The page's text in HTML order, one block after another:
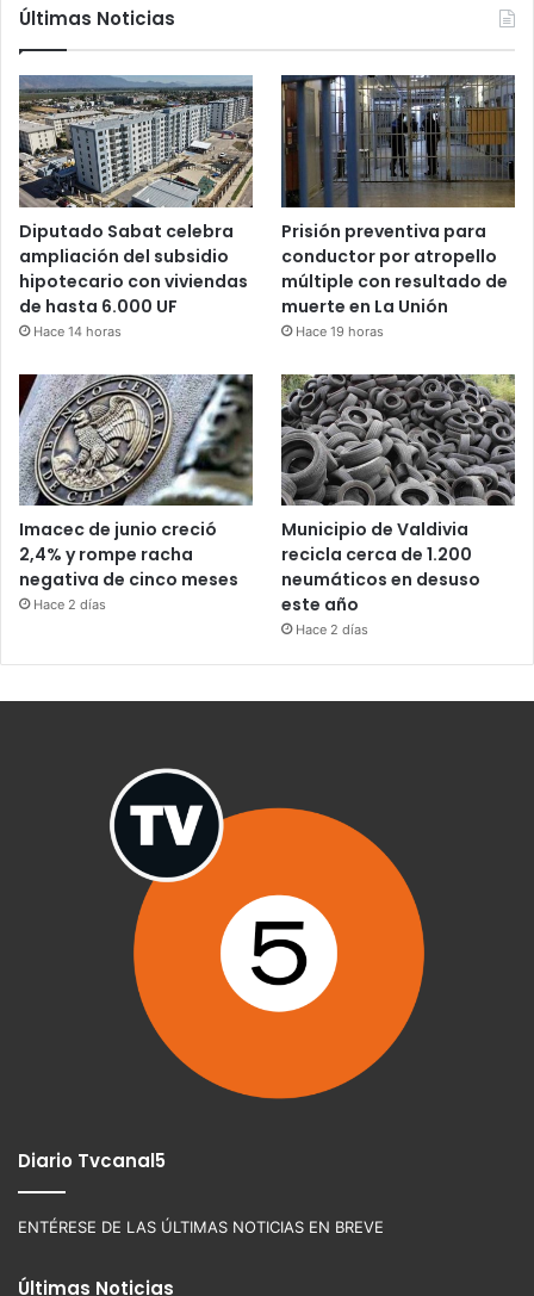
Últimas Noticias
Diputado Sabat celebra
ampliación del subsidio
hipotecario con viviendas
de hasta 6.000 UF
Hace 14 horas
Prisión preventiva para
conductor por atropello
múltiple con resultado de
muerte en La Unión
Hace 19 horas
Imacec de junio creció
2,4% y rompe racha
negativa de cinco meses
Hace 2 días
Municipio de Valdivia
recicla cerca de 1.200
neumáticos en desuso
este año
Hace 2 días
Diario Tvcanal5
ENTÉRESE DE LAS ÚLTIMAS NOTICIAS EN BREVE
Últimas Noticias